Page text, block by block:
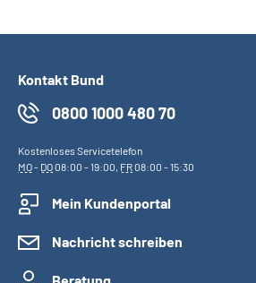
Kontakt Bund
0800 1000 480 70
Kostenloses Servicetelefon
MO- DO08:00 - 19:00, FR08:00 - 15:30
Mein Kundenportal
Nachricht schreiben